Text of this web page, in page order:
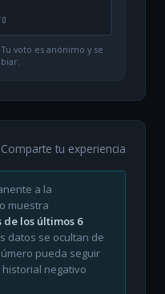
voto es anónimo y se
Comparte tu experiencia
a la
muestra
los últimos 6
datos se ocultan de
pueda seguir
negativo